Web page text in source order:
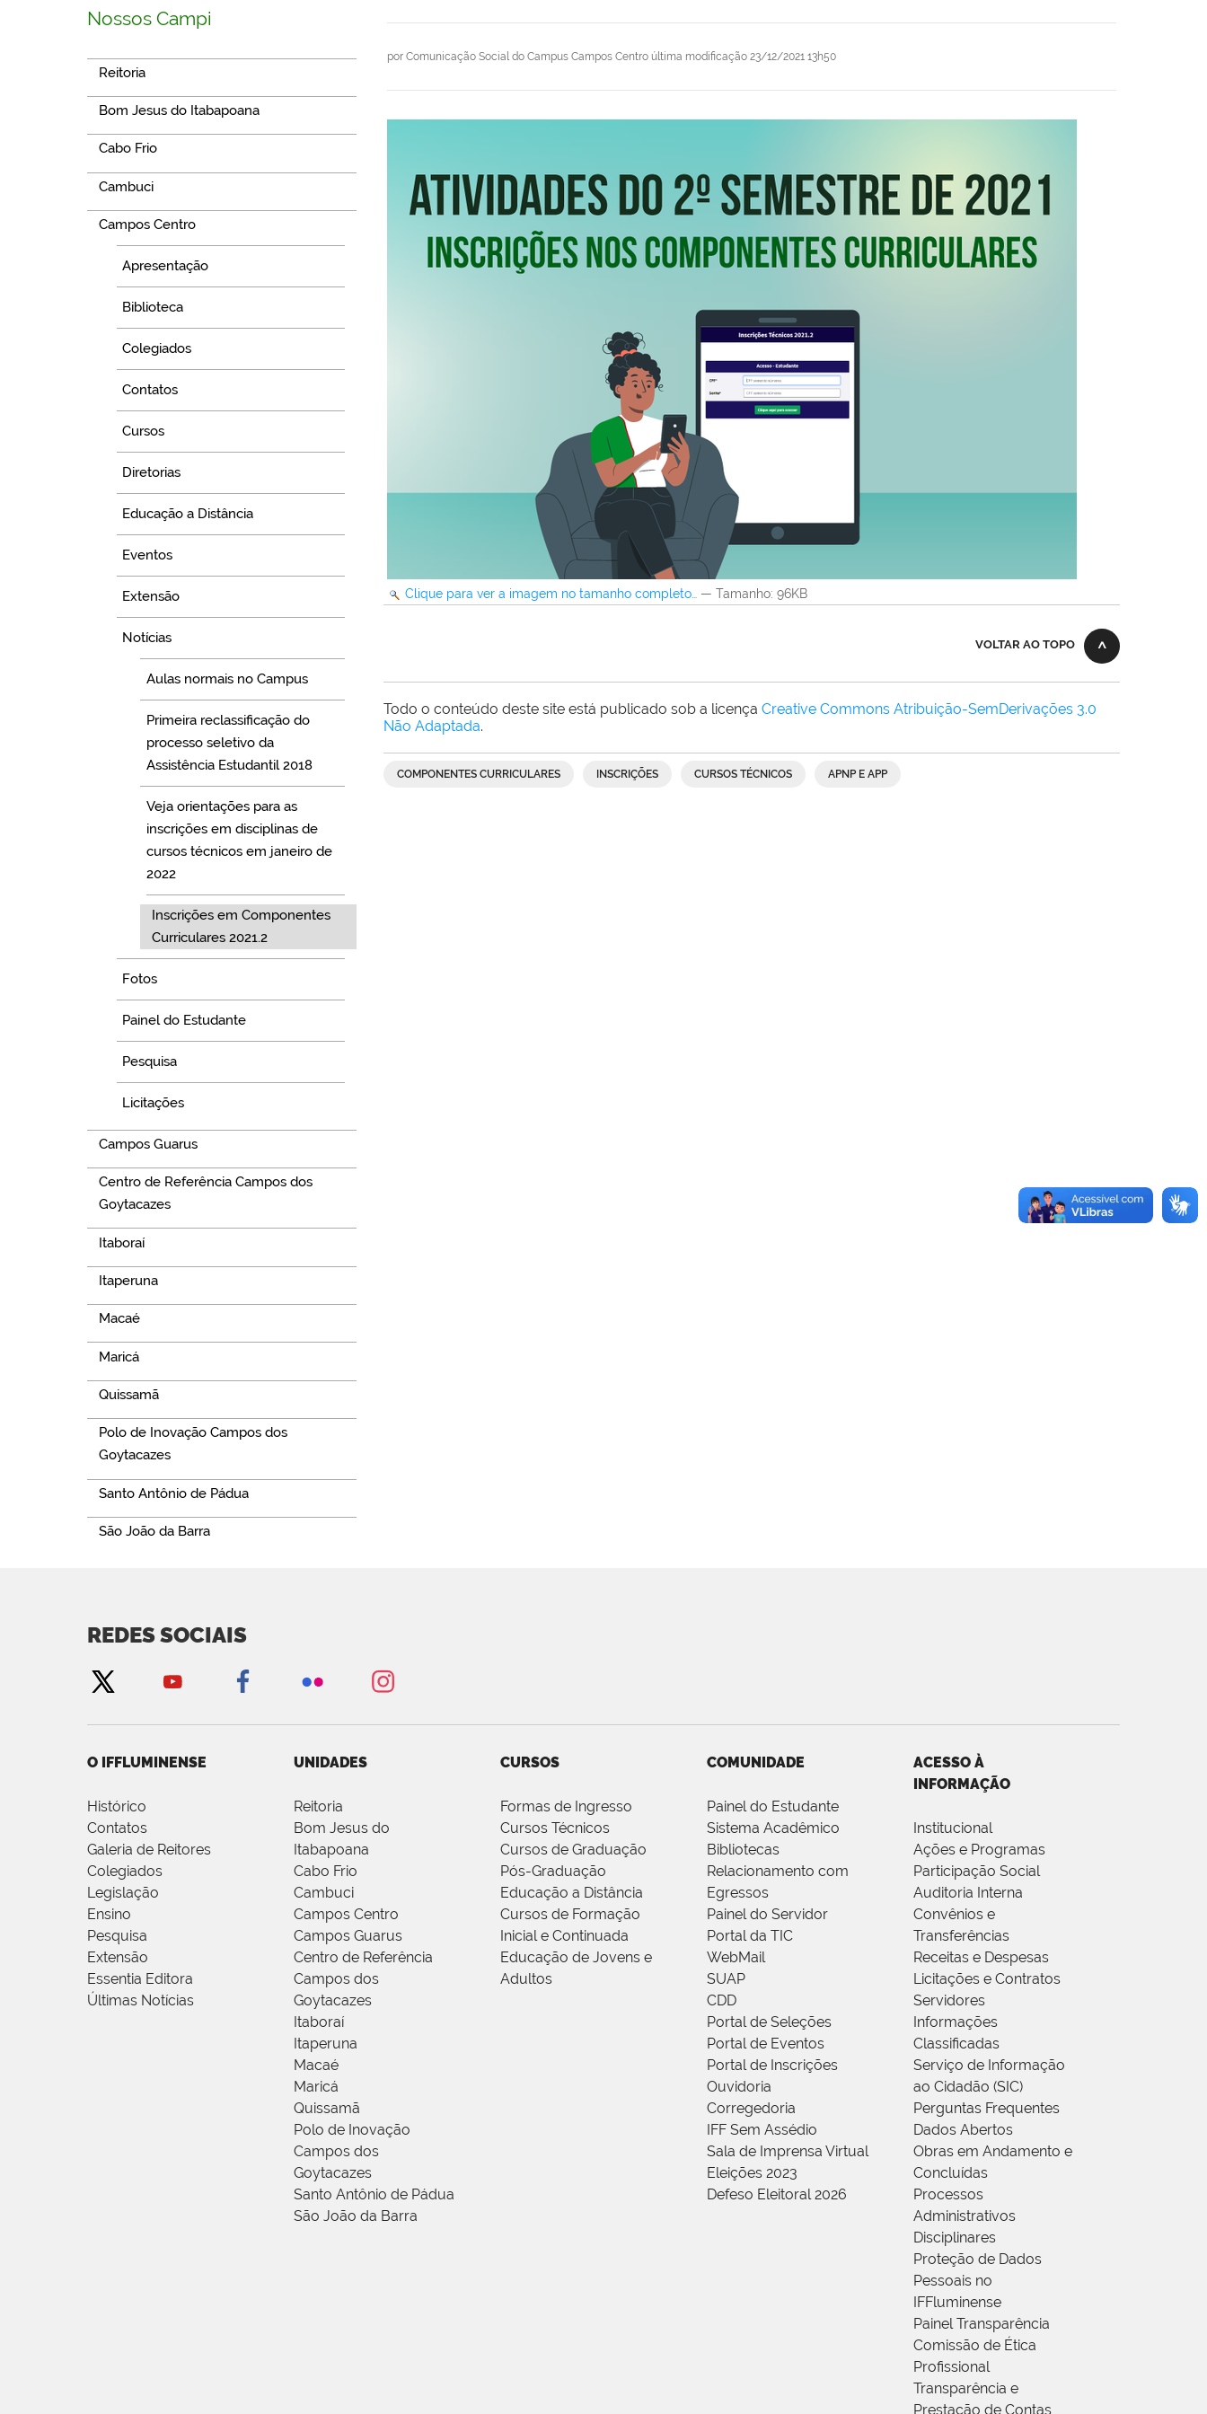
Nossos Campi
Reitoria
Bom Jesus do Itabapoana
Cabo Frio
Cambuci
Campos Centro
Apresentação
Biblioteca
Colegiados
Contatos
Cursos
Diretorias
Educação a Distância
Eventos
Extensão
Notícias
Aulas normais no Campus
Primeira reclassificação do
processo seletivo da
Assistência Estudantil 2018
Veja orientações para as
inscrições em disciplinas de
cursos técnicos em janeiro de
2022
Inscrições em Componentes
Curriculares 2021.2
Fotos
Painel do Estudante
Pesquisa
Licitações
Campos Guarus
Centro de Referência Campos dos
Goytacazes
Itaboraí
Itaperuna
Macaé
Maricá
Quissamã
Polo de Inovação Campos dos
Goytacazes
Santo Antônio de Pádua
São João da Barra
por Comunicação Social do Campus Campos Centro última modificação 23/12/2021 13h50
Clique para ver a imagem no tamanho completo… — Tamanho: 96KB
VOLTAR AO TOPO
Todo o conteúdo deste site está publicado sob a licença Creative Commons Atribuição-SemDerivações 3.0
Não Adaptada.
COMPONENTES CURRICULARES INSCRIÇÕES CURSOS TÉCNICOS APNP E APP
REDES SOCIAIS
O IFFLUMINENSE
Histórico
Contatos
Galeria de Reitores
Colegiados
Legislação
Ensino
Pesquisa
Extensão
Essentia Editora
Últimas Notícias
UNIDADES
Reitoria
Bom Jesus do
Itabapoana
Cabo Frio
Cambuci
Campos Centro
Campos Guarus
Centro de Referência
Campos dos
Goytacazes
Itaboraí
Itaperuna
Macaé
Maricá
Quissamã
Polo de Inovação
Campos dos
Goytacazes
Santo Antônio de Pádua
São João da Barra
CURSOS
Formas de Ingresso
Cursos Técnicos
Cursos de Graduação
Pós-Graduação
Educação a Distância
Cursos de Formação
Inicial e Continuada
Educação de Jovens e
Adultos
COMUNIDADE
Painel do Estudante
Sistema Acadêmico
Bibliotecas
Relacionamento com
Egressos
Painel do Servidor
Portal da TIC
WebMail
SUAP
CDD
Portal de Seleções
Portal de Eventos
Portal de Inscrições
Ouvidoria
Corregedoria
IFF Sem Assédio
Sala de Imprensa Virtual
Eleições 2023
Defeso Eleitoral 2026
ACESSO À
INFORMAÇÃO
Institucional
Ações e Programas
Participação Social
Auditoria Interna
Convênios e
Transferências
Receitas e Despesas
Licitações e Contratos
Servidores
Informações
Classificadas
Serviço de Informação
ao Cidadão (SIC)
Perguntas Frequentes
Dados Abertos
Obras em Andamento e
Concluídas
Processos
Administrativos
Disciplinares
Proteção de Dados
Pessoais no
IFFluminense
Painel Transparência
Comissão de Ética
Profissional
Transparência e
Prestação de Contas